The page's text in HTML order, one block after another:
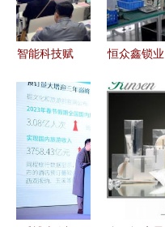
智能科技赋
店布草与餐
饮卫生安全
新纪元
恒众鑫锁业
纹密码锁的
OEM贴牌
代工专家